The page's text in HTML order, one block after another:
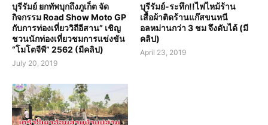
บุรีรัมย์ ยกทัพบุกถึงภูเก็ต จัด
กิจกรรม Road Show Moto GP
กับการท่องเที่ยววิถีอีสาน” เชิญ
ชวนนักท่องเที่ยวชมการแข่งขัน
“โมโตจีพี” 2562 (มีคลิป)
July 20, 2019
บุรีรัมย์-ระทึก!!ไฟไหม้ร้าน
เสื้อผ้าติดร้านแก๊สขนหนี
อลหม่านกว่า 3 ชม จึงดับได้ (มี
คลิป)
April 23, 2019